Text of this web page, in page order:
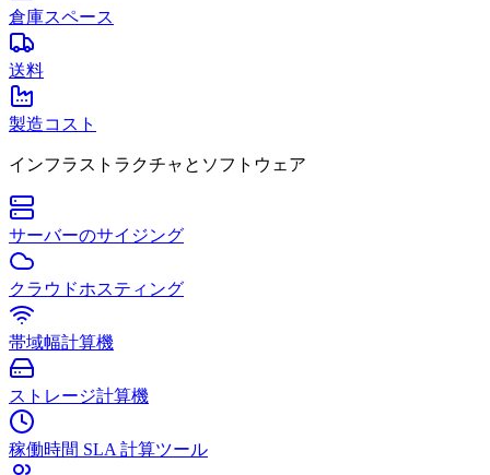
倉庫スペース
送料
製造コスト
インフラストラクチャとソフトウェア
サーバーのサイジング
クラウドホスティング
帯域幅計算機
ストレージ計算機
稼働時間 SLA 計算ツール